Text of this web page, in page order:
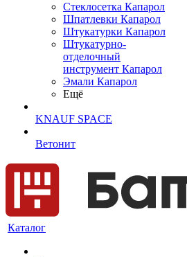
Cтеклосетка Капарол
Шпатлевки Капарол
Штукатурки Капарол
Штукатурно-
отделочный
инструмент Капарол
Эмали Капарол
Ещё
KNAUF SPACE
Ветонит
Каталог